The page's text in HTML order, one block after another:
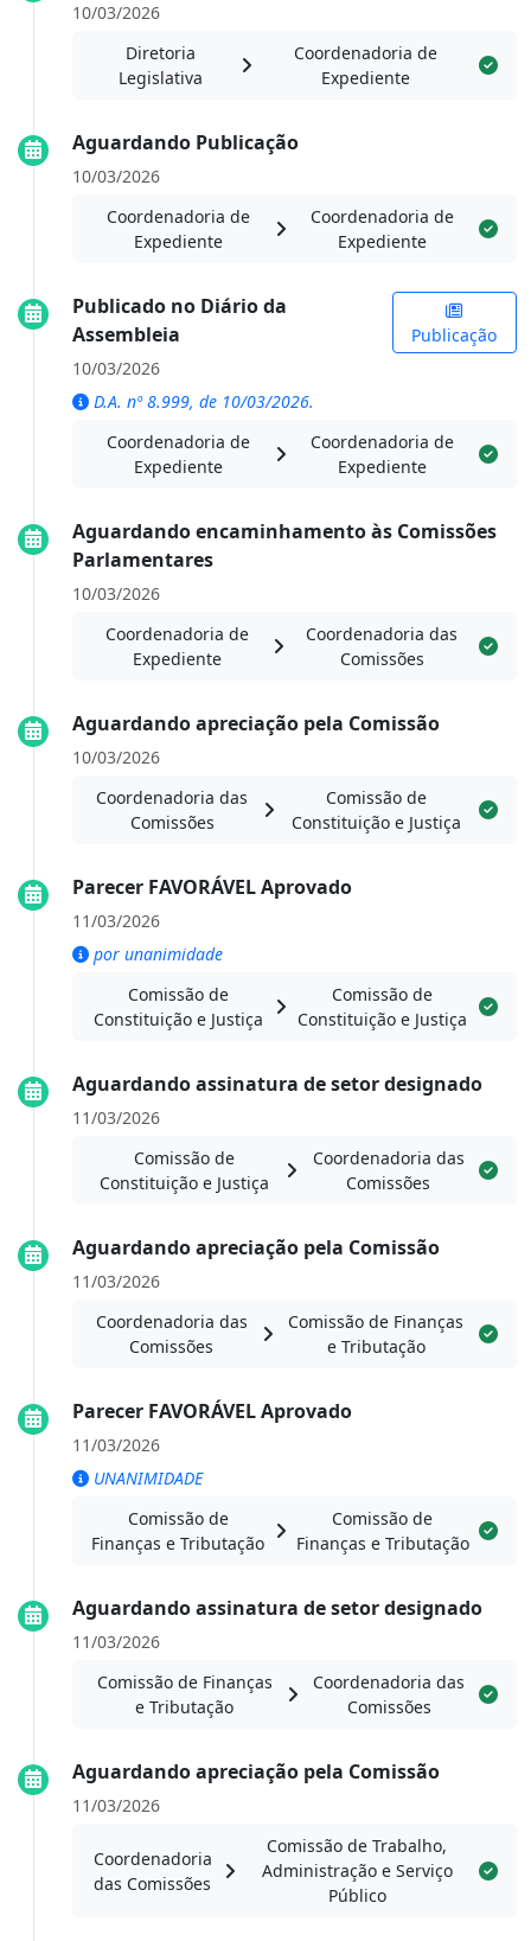
10/03/2026
Diretoria
Legislativa
Coordenadoria de
Expediente
Aguardando Publicação
10/03/2026
Coordenadoria de
Expediente
Coordenadoria de
Expediente
Publicado no Diário da
Assembleia
Publicação
10/03/2026
D.A. nº 8.999, de 10/03/2026.
Coordenadoria de
Expediente
Coordenadoria de
Expediente
Aguardando encaminhamento às Comissões
Parlamentares
10/03/2026
Coordenadoria de
Expediente
Coordenadoria das
Comissões
Aguardando apreciação pela Comissão
10/03/2026
Coordenadoria das
Comissões
Comissão de
Constituição e Justiça
Parecer FAVORÁVEL Aprovado
11/03/2026
por unanimidade
Comissão de
Constituição e Justiça
Comissão de
Constituição e Justiça
Aguardando assinatura de setor designado
11/03/2026
Comissão de
Constituição e Justiça
Coordenadoria das
Comissões
Aguardando apreciação pela Comissão
11/03/2026
Coordenadoria das
Comissões
Comissão de Finanças
e Tributação
Parecer FAVORÁVEL Aprovado
11/03/2026
UNANIMIDADE
Comissão de
Finanças e Tributação
Comissão de
Finanças e Tributação
Aguardando assinatura de setor designado
11/03/2026
Comissão de Finanças
e Tributação
Coordenadoria das
Comissões
Aguardando apreciação pela Comissão
11/03/2026
Coordenadoria
das Comissões
Comissão de Trabalho,
Administração e Serviço
Público